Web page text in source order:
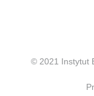
© 2021 Instytut